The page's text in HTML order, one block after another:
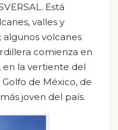
Está
valles y
algunos volcanes
comienza en
en la vertiente del
de México, de
joven del país.